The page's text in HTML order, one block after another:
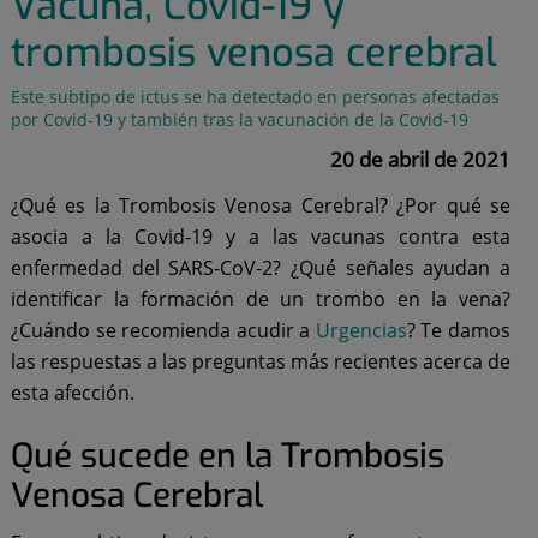
trombosis venosa cerebral
Este subtipo de ictus se ha detectado en personas afectadas
por Covid-19 y también tras la vacunación de la Covid-19
20 de abril de 2021
¿Qué es la Trombosis Venosa Cerebral? ¿Por qué se
asocia a la Covid-19 y a las vacunas contra esta
enfermedad del SARS-CoV-2? ¿Qué señales ayudan a
identificar la formación de un trombo en la vena?
¿Cuándo se recomienda acudir a Urgencias? Te damos
las respuestas a las preguntas más recientes acerca de
esta afección.
Qué sucede en la Trombosis
Venosa Cerebral